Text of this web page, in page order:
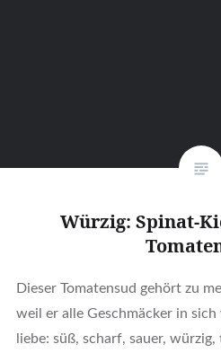
Würzig: Spinat-
Dieser Tomatensud gehört zu
weil er alle Geschmäcker in
liebe: süß, scharf, sauer,